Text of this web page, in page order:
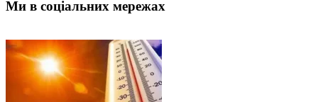
Ми в соціальних мережах